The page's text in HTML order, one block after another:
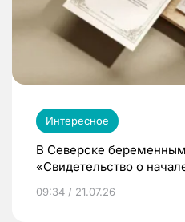
Интересное
В Северске
«Свидетельство о
09:34 / 21.07.26